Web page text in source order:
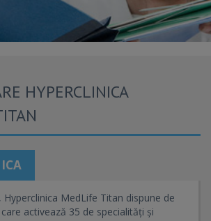
HYPERCLINICA
Hyperclinica MedLife Titan dispune de
activează 35 de specialități și